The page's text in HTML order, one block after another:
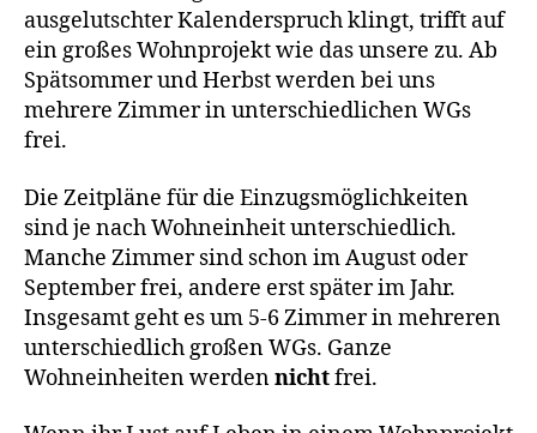
ausgelutschter Kalenderspruch klingt, trifft auf
ein großes Wohnprojekt wie das unsere zu. Ab
Spätsommer und Herbst werden bei uns
mehrere Zimmer in unterschiedlichen WGs
frei.
Die Zeitpläne für die Einzugsmöglichkeiten
sind je nach Wohneinheit unterschiedlich.
Manche Zimmer sind schon im August oder
September frei, andere erst später im Jahr.
Insgesamt geht es um 5-6 Zimmer in mehreren
unterschiedlich großen WGs. Ganze
Wohneinheiten werdennichtfrei.